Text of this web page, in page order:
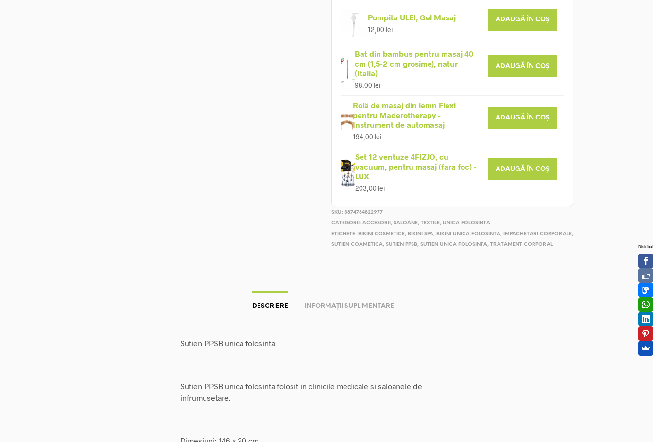
Pompita ULEI, Gel Masaj
12,00 lei
ADAUGĂ ÎN COȘ
Bat din bambus pentru masaj 40
cm (1,5-2 cm grosime), natur
(Italia)
98,00 lei
ADAUGĂ ÎN COȘ
Rolă de masaj din lemn Flexi
pentru Maderotherapy -
Instrument de automasaj
194,00 lei
ADAUGĂ ÎN COȘ
Set 12 ventuze 4FIZJO, cu
vacuum, pentru masaj (fara foc) -
LUX
203,00 lei
ADAUGĂ ÎN COȘ
SKU: 3874784822977
CATEGORII: ACCESORII , SALOANE, TEXTILE, UNICA FOLOSINTA
ETICHETE: BIKINI COSMETICE, BIKINI SPA, BIKINI UNICA FOLOSINTA, IMPACHETARI CORPORALE,
SUTIEN COAMETICA, SUTIEN PPSB, SUTIEN UNICA FOLOSINTA, TRATAMENT CORPORAL
DESCRIERE INFORMAȚII SUPLIMENTARE
Sutien PPSB unica folosinta
Sutien PPSB unica folosinta folosit in clinicile medicale si saloanele de
infrumusetare.
Distribuit